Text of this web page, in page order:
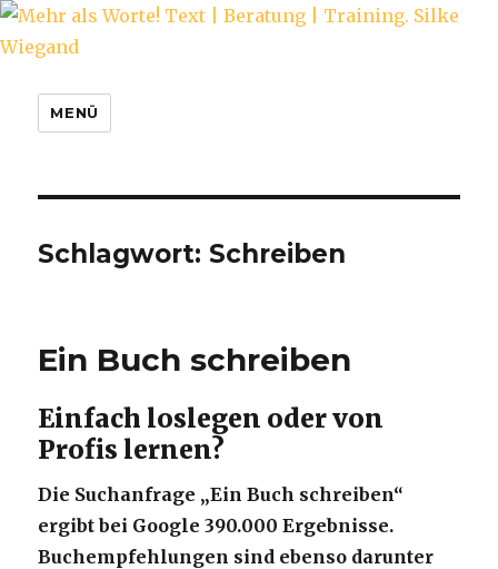
Mehr als Worte! Text | Beratung |
MENÜ
Schlagwort: Schreiben
Ein Buch schreiben
Einfach loslegen oder von
Profis lernen?
Die Suchanfrage „Ein Buch schreiben“
ergibt bei Google 390.000 Ergebnisse.
Buchempfehlungen sind ebenso darunter